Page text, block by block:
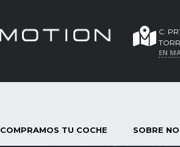
C.
EN
COMPRAMOS TU COCHE SOBRE